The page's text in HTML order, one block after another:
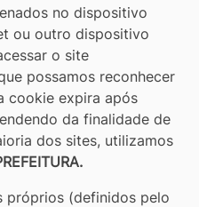
no dispositivo
ou outro dispositivo
o site
possamos reconhecer
cookie expira após
da finalidade de
dos sites, utilizamos
próprios (definidos pelo